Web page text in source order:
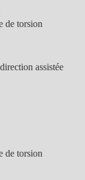
de torsion
assistée
de torsion